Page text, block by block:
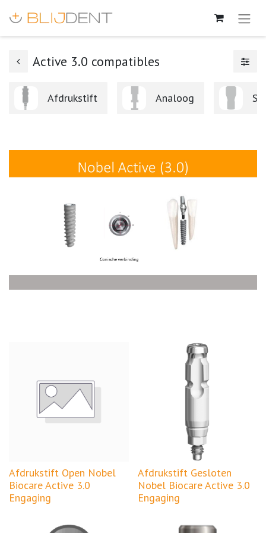
Active 3.0 compatibles
Afdrukstift Analoog
Afdrukstift Open Nobel
Biocare Active 3.0
Engaging
Afdrukstift Gesloten
Nobel Biocare Active 3.0
Engaging